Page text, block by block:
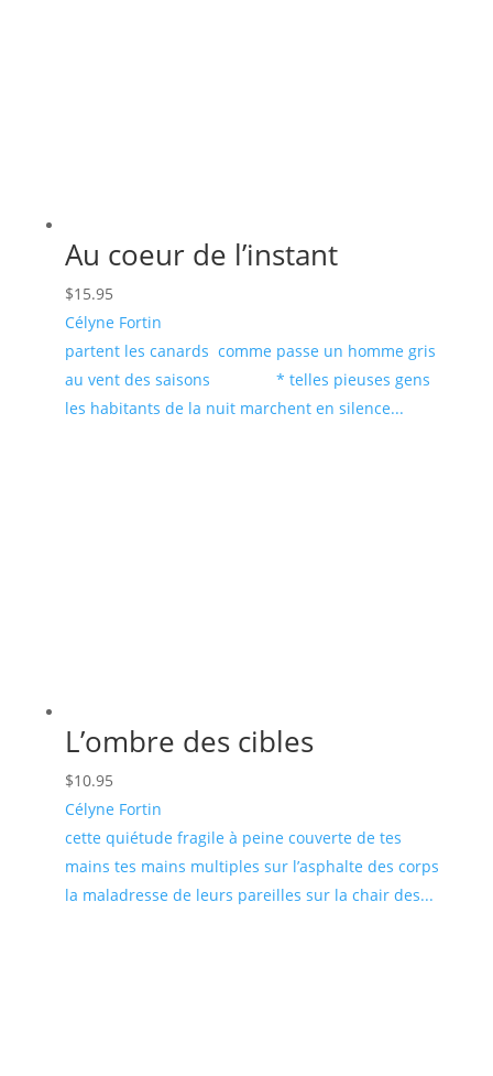
Au coeur de l’instant
$15.95
Célyne Fortin
partent les canards comme passe un homme gris
au vent des saisons * telles pieuses gens
les habitants de la nuit marchent en silence...
L’ombre des cibles
$10.95
Célyne Fortin
cette quiétude fragile à peine couverte de tes
mains tes mains multiples sur l’asphalte des corps
la maladresse de leurs pareilles sur la chair des...